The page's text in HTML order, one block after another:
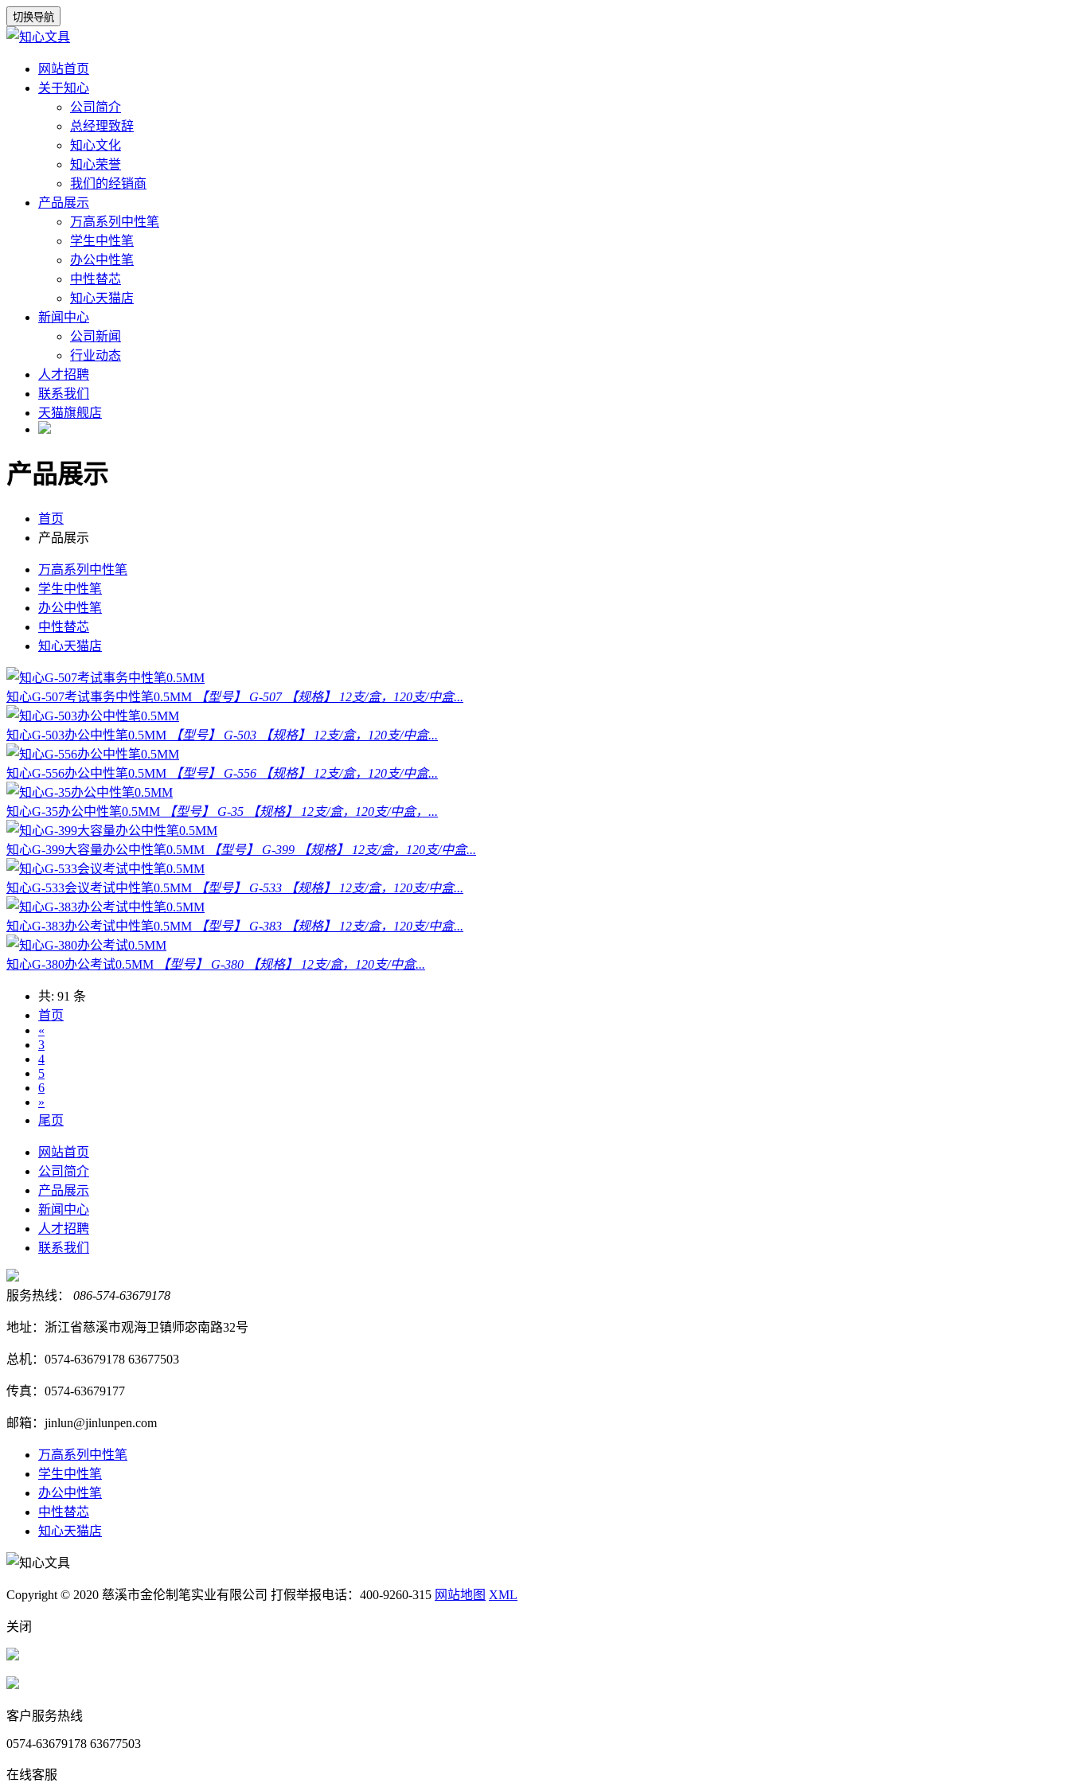
切换导航
网站首页
关于知心
公司简介
总经理致辞
知心文化
知心荣誉
我们的经销商
产品展示
万高系列中性笔
学生中性笔
办公中性笔
中性替芯
知心天猫店
新闻中心
公司新闻
行业动态
人才招聘
联系我们
天猫旗舰店
产品展示
首页
产品展示
万高系列中性笔
学生中性笔
办公中性笔
中性替芯
知心天猫店
知心G-507考试事务中性笔0.5MM 【型号】 G-507 【规格】 12支/盒，120支/中盒...
知心G-503办公中性笔0.5MM 【型号】 G-503 【规格】 12支/盒，120支/中盒...
知心G-556办公中性笔0.5MM 【型号】 G-556 【规格】 12支/盒，120支/中盒...
知心G-35办公中性笔0.5MM 【型号】 G-35 【规格】 12支/盒，120支/中盒，...
知心G-399大容量办公中性笔0.5MM 【型号】 G-399 【规格】 12支/盒，120支/中盒...
知心G-533会议考试中性笔0.5MM 【型号】 G-533 【规格】 12支/盒，120支/中盒...
知心G-383办公考试中性笔0.5MM 【型号】 G-383 【规格】 12支/盒，120支/中盒...
知心G-380办公考试0.5MM 【型号】 G-380 【规格】 12支/盒，120支/中盒...
共: 91 条
首页
«
3
4
5
6
»
尾页
网站首页
公司简介
产品展示
新闻中心
人才招聘
联系我们
服务热线： 086-574-63679178
地址：浙江省慈溪市观海卫镇师宓南路32号
总机：0574-63679178 63677503
传真：0574-63679177
邮箱：jinlun@jinlunpen.com
万高系列中性笔
学生中性笔
办公中性笔
中性替芯
知心天猫店
Copyright © 2020 慈溪市金伦制笔实业有限公司 打假举报电话：400-9260-315 网站地图 XML
关闭
客户服务热线
0574-63679178 63677503
在线客服